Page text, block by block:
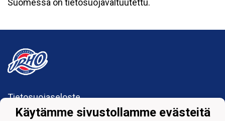
Suomessa on tietosuojavaltuutettu.
Tietosuojaseloste
Käytämme sivustollamme evästeitä